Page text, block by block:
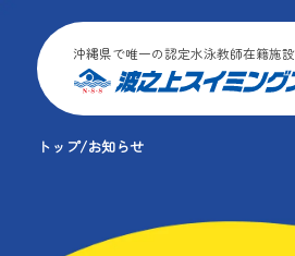
沖縄県で唯一の認定水泳教師在籍施設
トップ お知らせ